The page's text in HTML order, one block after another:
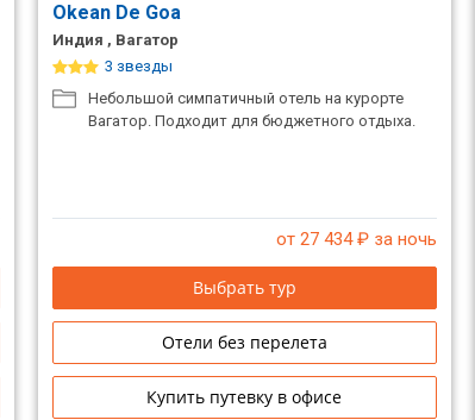
Okean De Goa
Индия , Вагатор
3 звезды
Небольшой симпатичный отель на курорте
Вагатор. Подходит для бюджетного отдыха.
от 27 434₽ за ночь
Выбрать тур
Отели без перелета
Купить путевку в офисе